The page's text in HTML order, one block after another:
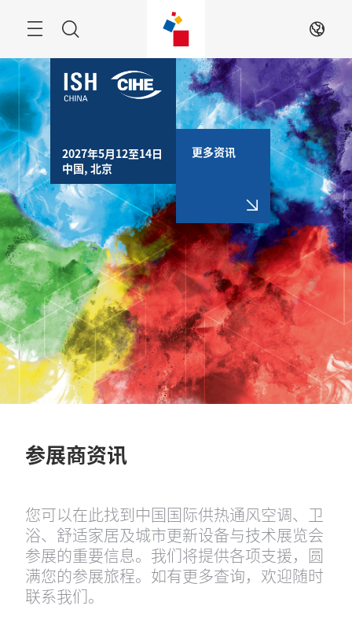
索
ZH
2027年5月12至14日
中国, 北京
更多资讯
参展商资讯
您可以在此找到中国国际供热通风空调、卫
浴、舒适家居及城市更新设备与技术展览会
参展的重要信息。我们将提供各项支援，圆
满您的参展旅程。如有更多查询，欢迎随时
联系我们。